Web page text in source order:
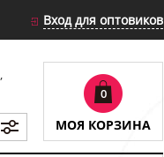
Вход для оптовиков
0
МОЯ КОРЗИНА